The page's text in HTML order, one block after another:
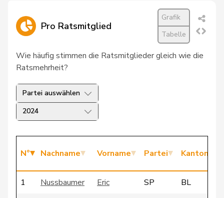
Pro Ratsmitglied
Grafik
Tabelle
Wie häufig stimmen die Ratsmitglieder gleich wie die
Ratsmehrheit?
Partei auswählen
2024
N° Nachname Vorname Partei Kanton
1 Nussbaumer Eric SP
BL